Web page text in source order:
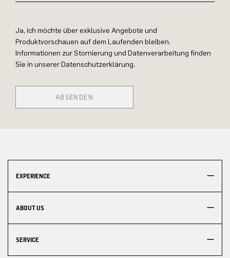
Ja, ich möchte über exklusive Angebote und
Produktvorschauen auf dem Laufenden bleiben.
Informationen zur Stornierung und Datenverarbeitung finden
Sie in unserer Datenschutzerklärung.
ABSENDEN
EXPERIENCE
ABOUT US
SERVICE